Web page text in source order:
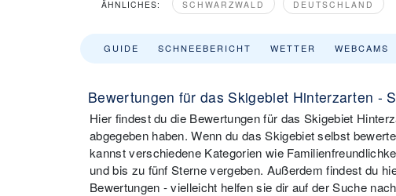
ÄHNLICHES: SCHWARZWALD DEUTSCHLAND
GUIDE SCHNEEBERICHT WETTER WEBCAMS
Bewertungen für das Skigebiet Hinterzarten -
Hier findest du die Bewertungen für das Skigebiet
abgegeben haben. Wenn du das Skigebiet selbst
kannst verschiedene Kategorien wie
und bis zu fünf Sterne vergeben. Außerdem findest du
Bewertungen - vielleicht helfen sie dir auf der Suche